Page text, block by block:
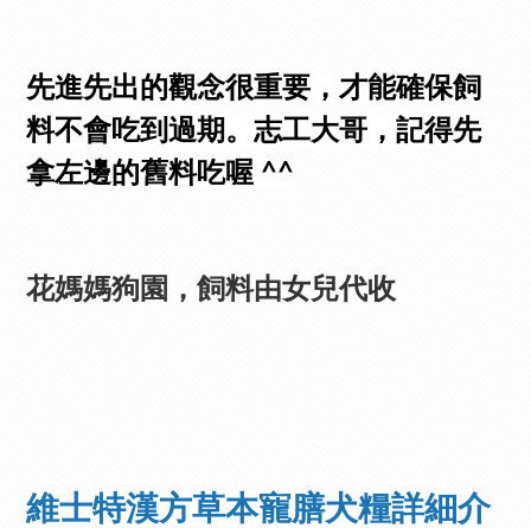
先進先出的觀念很重要，才能確保飼
料不會吃到過期。志工大哥，記得先
拿左邊的舊料吃喔 ^^
花媽媽狗園，飼料由女兒代收
維士特漢方草本寵膳犬糧詳細介